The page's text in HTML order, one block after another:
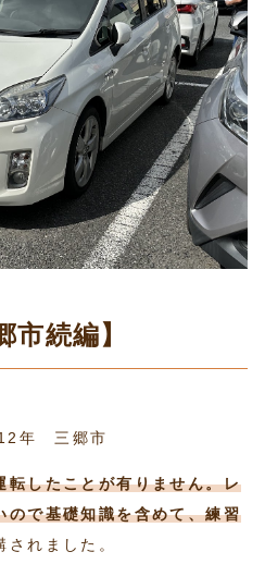
用規約
シーポリシー
市続編】
年 三郷市
転したことが有りません。レ
ので基礎知識を含めて、練習
されました。